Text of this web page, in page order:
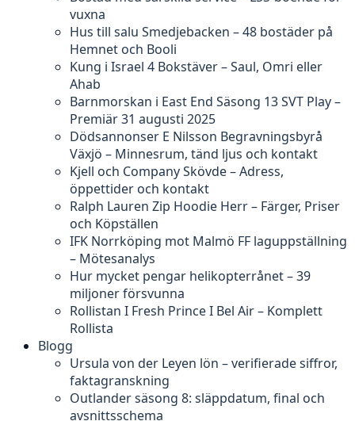
vuxna
Hus till salu Smedjebacken – 48 bostäder på
Hemnet och Booli
Kung i Israel 4 Bokstäver – Saul, Omri eller
Ahab
Barnmorskan i East End Säsong 13 SVT Play –
Premiär 31 augusti 2025
Dödsannonser E Nilsson Begravningsbyrå
Växjö – Minnesrum, tänd ljus och kontakt
Kjell och Company Skövde – Adress,
öppettider och kontakt
Ralph Lauren Zip Hoodie Herr – Färger, Priser
och Köpställen
IFK Norrköping mot Malmö FF laguppställning
– Mötesanalys
Hur mycket pengar helikopterrånet – 39
miljoner försvunna
Rollistan I Fresh Prince I Bel Air – Komplett
Rollista
Blogg
Ursula von der Leyen lön – verifierade siffror,
faktagranskning
Outlander säsong 8: släppdatum, final och
avsnittsschema